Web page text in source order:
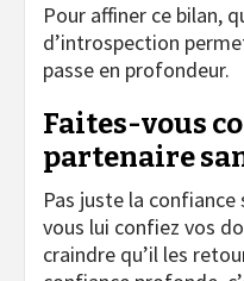
Pour affiner ce bilan,
d’introspection
passe en profondeur.
Faites-vous
partenaire
Pas juste la
vous lui confiez vos
craindre qu’il les